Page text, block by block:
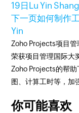
19日 Lu Yin Shang
下一页如何制作
Yin
Zoho Projects项目
荣获项目管理国际大
Zoho Projects的帮
图、计算工时等，加
你可能喜欢